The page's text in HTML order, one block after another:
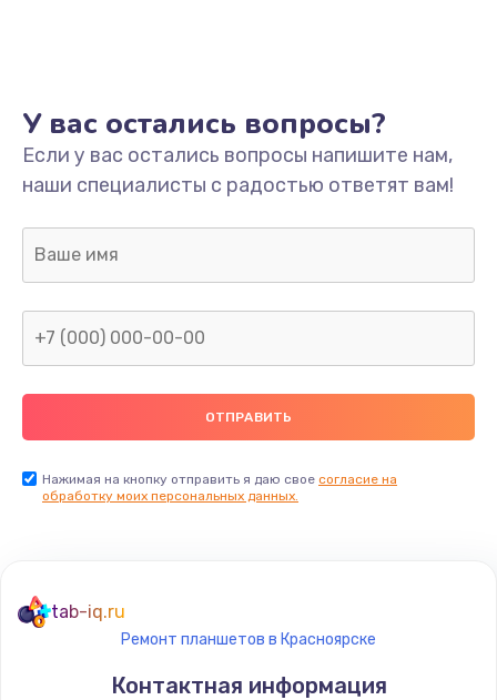
Замена USB-разъема (micro-usb) телефона
377 руб.
Заказать
Замена аудио разъема телефона
1330 руб.
Заказать
Замена корпуса телефона
448 руб.
У вас остались вопросы?
Если у вас остались вопросы напишите нам,
наши специалисты с радостью ответят вам!
Нажимая на кнопку отправить я даю свое согласие на
обработку моих персональных данных.
tab-iq.ru
Ремонт планшетов в Красноярске
Контактная информация